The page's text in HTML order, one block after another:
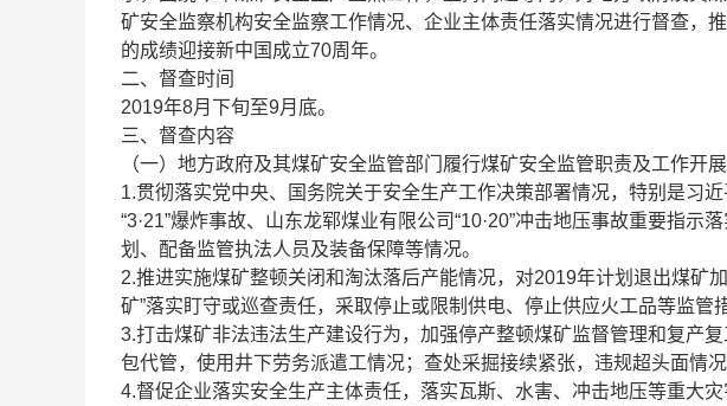
矿安全监察机构安全监察工作情况、企业主体责任落实情况进行督查，
的成绩迎接新中国成立70周年。
二、督查时间
2019年8月下旬至9月底。
三、督查内容
（一）地方政府及其煤矿安全监管部门履行煤矿安全监管职责及工作开展
1.贯彻落实党中央、国务院关于安全生产工作决策部署情况，特别是习
“3·21”爆炸事故、山东龙郓煤业有限公司“10·20”冲击地压事故重要指
划、配备监管执法人员及装备保障等情况。
2.推进实施煤矿整顿关闭和淘汰落后产能情况，对2019年计划退出煤矿
矿”落实盯守或巡查责任，采取停止或限制供电、停止供应火工品等监管
3.打击煤矿非法违法生产建设行为，加强停产整顿煤矿监督管理和复产
包代管，使用井下劳务派遣工情况；查处采掘接续紧张，违规超头面情
4.督促企业落实安全生产主体责任，落实瓦斯、水害、冲击地压等重大